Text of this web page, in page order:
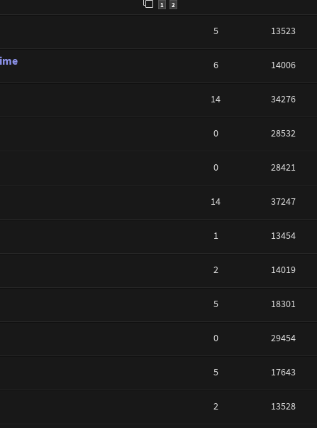
1 2
5 13523
6 14006
14 34276
0 28532
0 28421
14 37247
1 13454
2 14019
5 18301
0 29454
5 17643
2 13528